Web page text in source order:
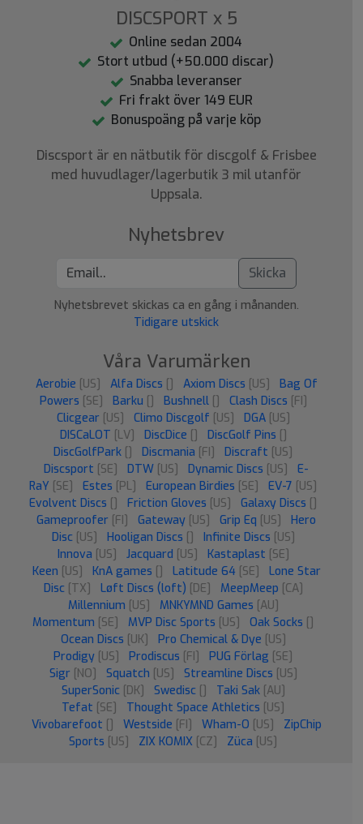
DISCSPORT x 5
Online sedan 2004
Stort utbud (+50.000 discar)
Snabba leveranser
Fri frakt över 149 EUR
Bonuspoäng på varje köp
Discsport är en nätbutik för discgolf & Frisbee
med huvudlager/lagerbutik 3 mil utanför
Uppsala.
Nyhetsbrev
Skicka
Nyhetsbrevet skickas ca en gång i månanden.
Tidigare utskick
Våra Varumärken
Aerobie [US] Alfa Discs Axiom Discs [US]
Bag Of
Powers [SE] Barku Bushnell Clash Discs [FI]
Clicgear [US] Climo Discgolf [US] DGA [US]
DISCaLOT [LV] DiscDice DiscGolf Pins
DiscGolfPark
Discmania [FI] Discraft [US]
Discsport [SE] DTW [US] Dynamic Discs [US]
E-
RaY [SE] Estes [PL] European Birdies [SE] EV-7 [US]
Evolvent Discs
Friction Gloves [US] Galaxy Discs
Gameproofer [FI] Gateway [US] Grip Eq [US]
Hero
Disc [US] Hooligan Discs Infinite Discs [US]
Innova [US] Jacquard [US] Kastaplast [SE]
Keen [US] KnA games Latitude 64 [SE]
Lone Star
Disc [TX] Løft Discs (loft) [DE] MeepMeep [CA]
Millennium [US] MNKYMND Games [AU]
Momentum [SE] MVP Disc Sports [US] Oak Socks
Ocean Discs [UK] Pro Chemical & Dye [US]
Prodigy [US] Prodiscus [FI] PUG Förlag [SE]
Sigr [NO] Squatch [US] Streamline Discs [US]
SuperSonic [DK] Swedisc Taki Sak [AU]
Tefat [SE] Thought Space Athletics [US]
Vivobarefoot
Westside [FI] Wham-O [US]
ZipChip
Sports [US] ZIX KOMIX [CZ] Züca [US]